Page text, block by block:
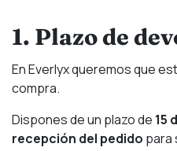
1. Plazo de
En Everlyx queremos que
compra.
Dispones de un plazo de 15
recepción del pedido para